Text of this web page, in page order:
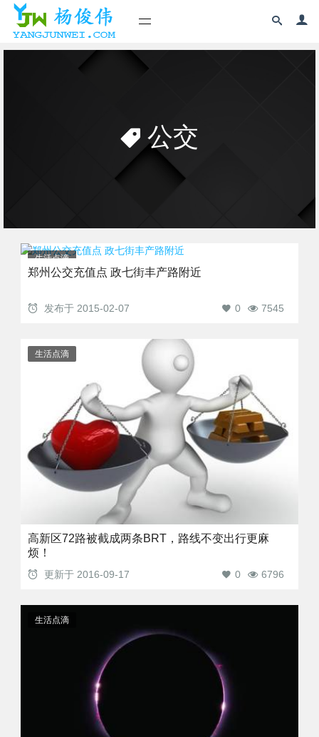
公交
生活点滴
郑州公交充值点 政七街丰产路附近
发布于 2015-02-07 7545
0
生活点滴
高新区72路被截成两条BRT，路线不变出行更麻
烦！
更新于 2016-09-17 6796
0
生活点滴